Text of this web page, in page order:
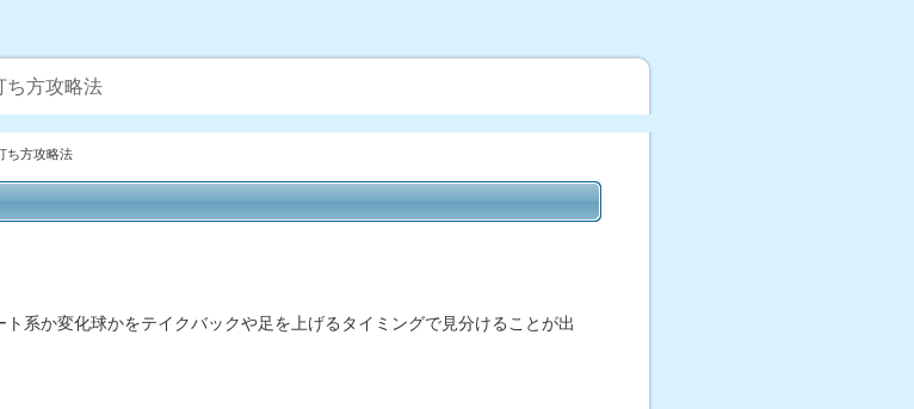
方攻略法
ち方攻略法
系か変化球かをテイクバックや足を上げるタイミングで見分けることが出